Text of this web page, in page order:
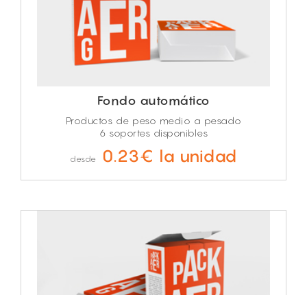
Fondo automático
Productos de peso medio a pesado
6 soportes disponibles
desde 0.23€ la unidad